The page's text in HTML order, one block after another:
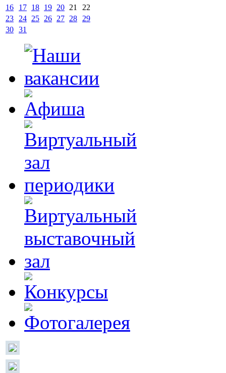
16
17 18 19 20 21
22
23
24 25 26 27 28
29
30 31